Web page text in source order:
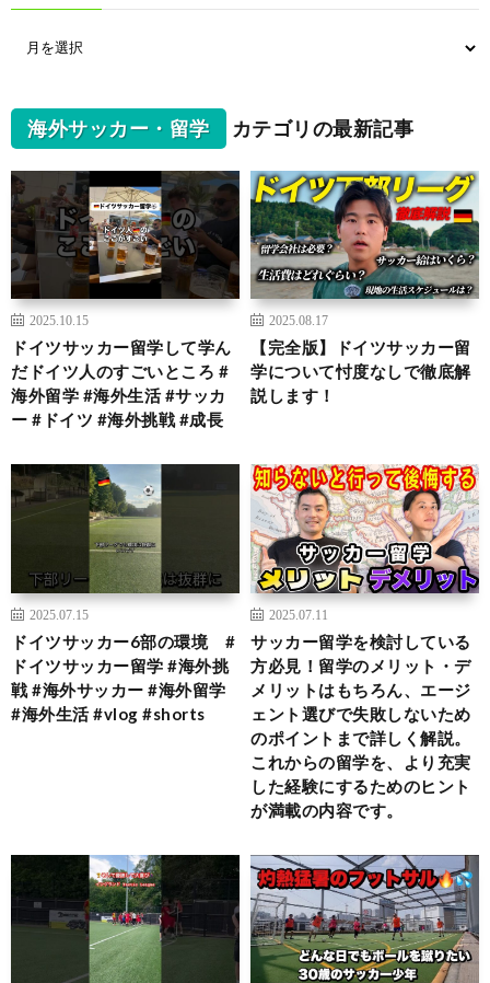
海外サッカー・留学 カテゴリの最新記事
2025.10.15
ドイツサッカー留学して学ん
だドイツ人のすごいところ #
海外留学 #海外生活 #サッカ
ー #ドイツ #海外挑戦 #成長
2025.08.17
【完全版】ドイツサッカー留
学について忖度なしで徹底解
説します！
2025.07.15
ドイツサッカー6部の環境 #
ドイツサッカー留学 #海外挑
戦 #海外サッカー #海外留学
#海外生活 #vlog #shorts
2025.07.11
サッカー留学を検討している
方必見！留学のメリット・デ
メリットはもちろん、エージ
ェント選びで失敗しないため
のポイントまで詳しく解説。
これからの留学を、より充実
した経験にするためのヒント
が満載の内容です。